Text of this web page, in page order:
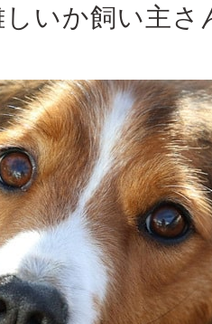
いか飼い主さ